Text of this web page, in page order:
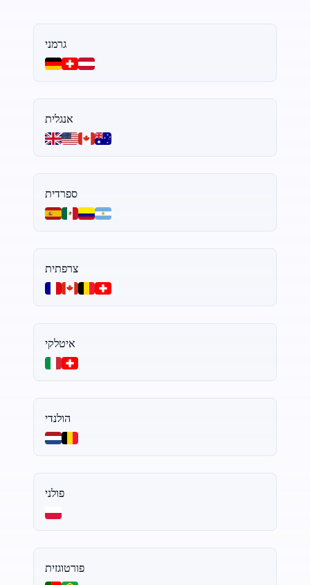
גרמני
אנגלית
ספרדית
צרפתית
איטלקי
הולנדי
פולני
פורטוגזית